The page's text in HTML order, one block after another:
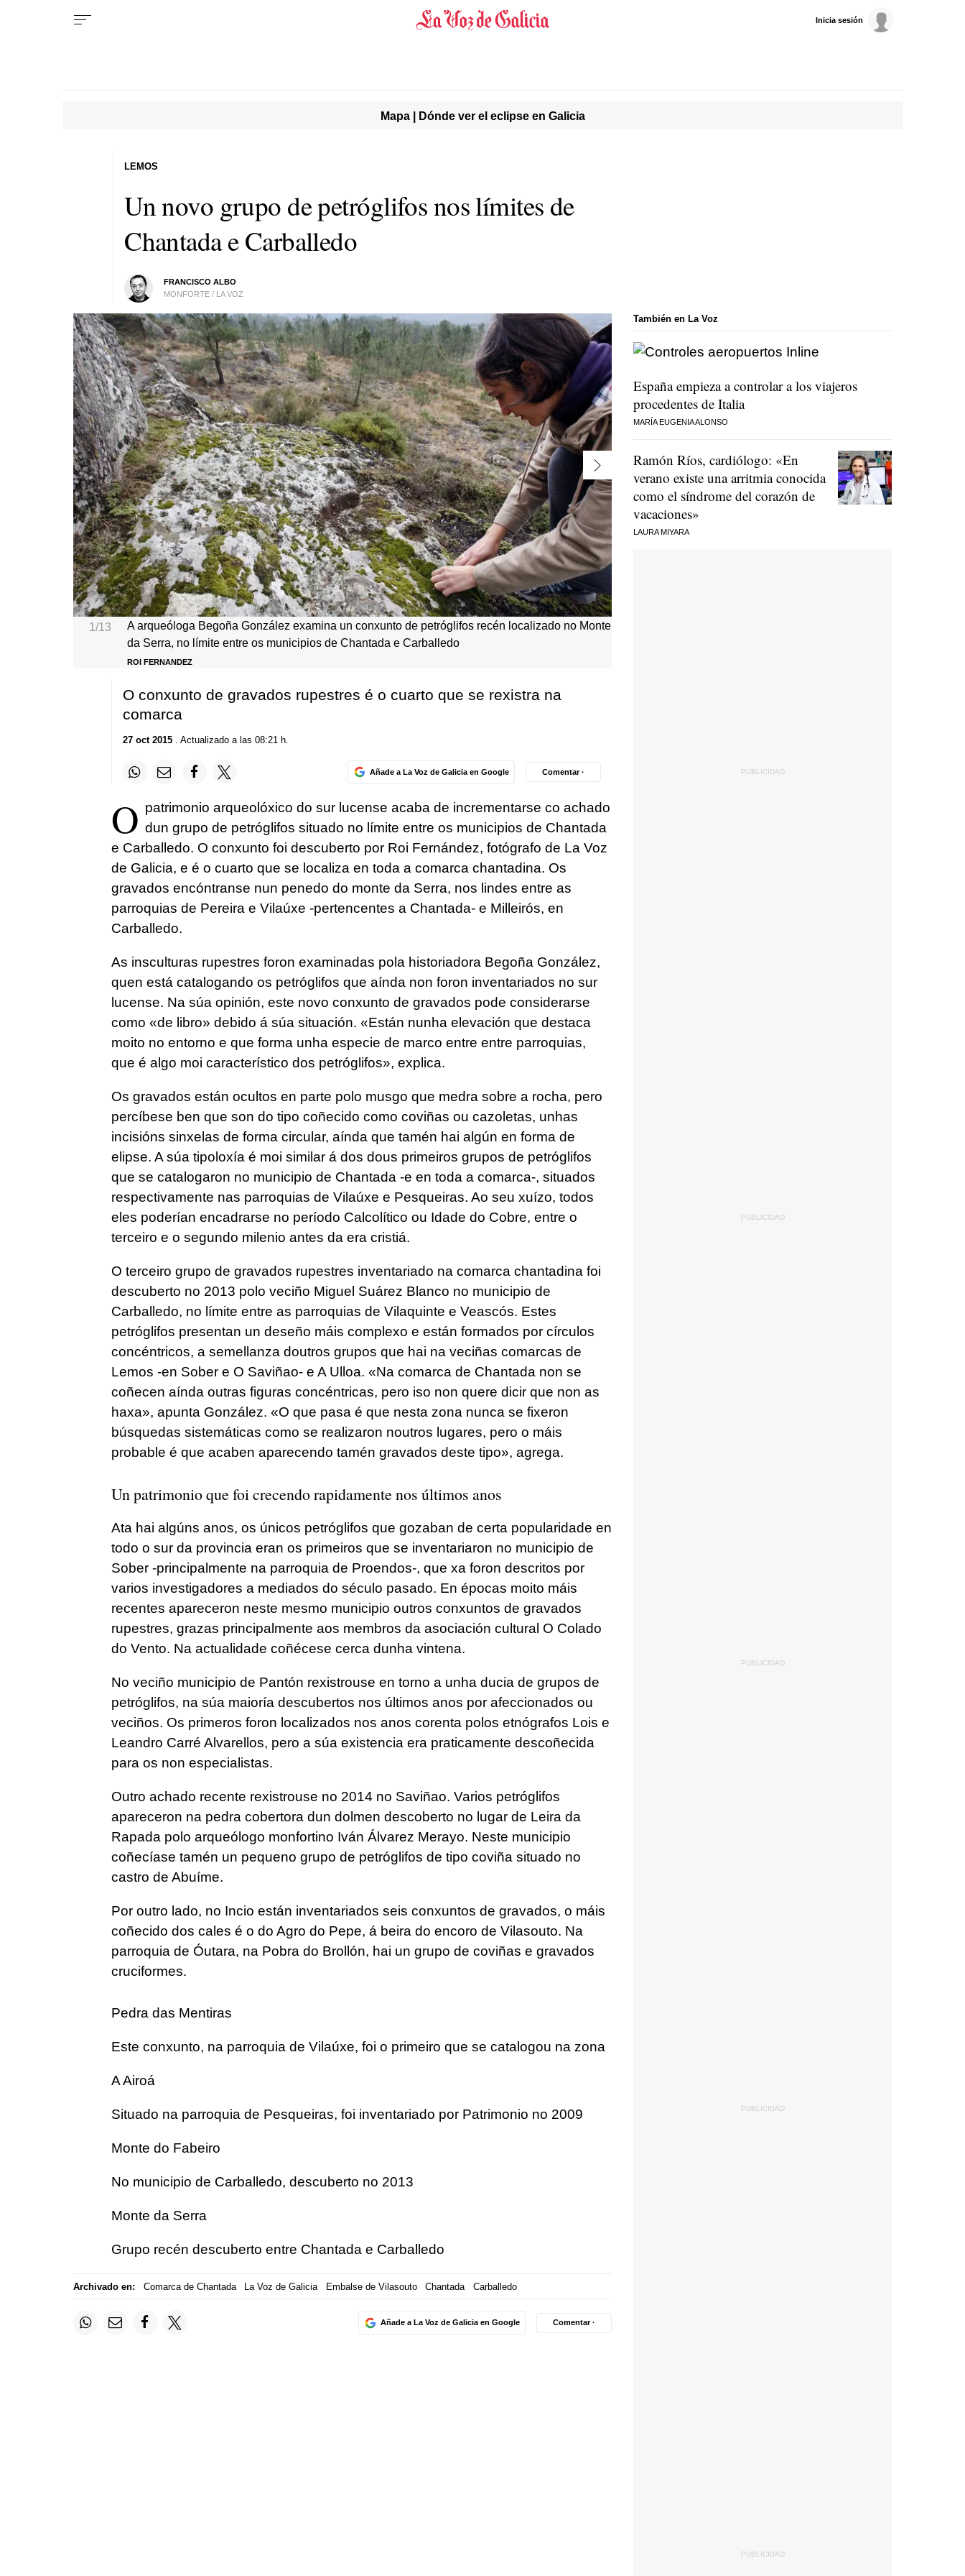
Inicia sesión
Mapa | Dónde ver el eclipse en Galicia
Un novo grupo de petróglifos nos límites de
Chantada e Carballedo
FRANCISCO ALBO
MONFORTE / LA VOZ
LEMOS
1/13
A arqueóloga Begoña González examina un conxunto de petróglifos recén localizado no Monte
da Serra, no límite entre os municipios de Chantada e Carballedo
ROI FERNANDEZ
O conxunto de gravados rupestres é o cuarto que se rexistra na
comarca
27 oct 2015. Actualizado a las 08:21 h.
Añade a La Voz de Galicia en Google Comentar ·
O patrimonio arqueolóxico do sur lucense acaba de incrementarse co achado
dun grupo de petróglifos situado no límite entre os municipios de Chantada
e Carballedo. O conxunto foi descuberto por Roi Fernández, fotógrafo de La Voz
de Galicia, e é o cuarto que se localiza en toda a comarca chantadina. Os
gravados encóntranse nun penedo do monte da Serra, nos lindes entre as
parroquias de Pereira e Vilaúxe -pertencentes a Chantada- e Milleirós, en
Carballedo.
As insculturas rupestres foron examinadas pola historiadora Begoña González,
quen está catalogando os petróglifos que aínda non foron inventariados no sur
lucense. Na súa opinión, este novo conxunto de gravados pode considerarse
como «de libro» debido á súa situación. «Están nunha elevación que destaca
moito no entorno e que forma unha especie de marco entre entre parroquias,
que é algo moi característico dos petróglifos», explica.
Os gravados están ocultos en parte polo musgo que medra sobre a rocha, pero
percíbese ben que son do tipo coñecido como coviñas ou cazoletas, unhas
incisións sinxelas de forma circular, aínda que tamén hai algún en forma de
elipse. A súa tipoloxía é moi similar á dos dous primeiros grupos de petróglifos
que se catalogaron no municipio de Chantada -e en toda a comarca-, situados
respectivamente nas parroquias de Vilaúxe e Pesqueiras. Ao seu xuízo, todos
eles poderían encadrarse no período Calcolítico ou Idade do Cobre, entre o
terceiro e o segundo milenio antes da era cristiá.
O terceiro grupo de gravados rupestres inventariado na comarca chantadina foi
descuberto no 2013 polo veciño Miguel Suárez Blanco no municipio de
Carballedo, no límite entre as parroquias de Vilaquinte e Veascós. Estes
petróglifos presentan un deseño máis complexo e están formados por círculos
concéntricos, a semellanza doutros grupos que hai na veciñas comarcas de
Lemos -en Sober e O Saviñao- e A Ulloa. «Na comarca de Chantada non se
coñecen aínda outras figuras concéntricas, pero iso non quere dicir que non as
haxa», apunta González. «O que pasa é que nesta zona nunca se fixeron
búsquedas sistemáticas como se realizaron noutros lugares, pero o máis
probable é que acaben aparecendo tamén gravados deste tipo», agrega.
Un patrimonio que foi crecendo rapidamente nos últimos anos
Ata hai algúns anos, os únicos petróglifos que gozaban de certa popularidade en
todo o sur da provincia eran os primeiros que se inventariaron no municipio de
Sober -principalmente na parroquia de Proendos-, que xa foron descritos por
varios investigadores a mediados do século pasado. En épocas moito máis
recentes apareceron neste mesmo municipio outros conxuntos de gravados
rupestres, grazas principalmente aos membros da asociación cultural O Colado
do Vento. Na actualidade coñécese cerca dunha vintena.
No veciño municipio de Pantón rexistrouse en torno a unha ducia de grupos de
petróglifos, na súa maioría descubertos nos últimos anos por afeccionados ou
veciños. Os primeros foron localizados nos anos corenta polos etnógrafos Lois e
Leandro Carré Alvarellos, pero a súa existencia era praticamente descoñecida
para os non especialistas.
Outro achado recente rexistrouse no 2014 no Saviñao. Varios petróglifos
apareceron na pedra cobertora dun dolmen descoberto no lugar de Leira da
Rapada polo arqueólogo monfortino Iván Álvarez Merayo. Neste municipio
coñecíase tamén un pequeno grupo de petróglifos de tipo coviña situado no
castro de Abuíme.
Por outro lado, no Incio están inventariados seis conxuntos de gravados, o máis
coñecido dos cales é o do Agro do Pepe, á beira do encoro de Vilasouto. Na
parroquia de Óutara, na Pobra do Brollón, hai un grupo de coviñas e gravados
cruciformes.
Pedra das Mentiras
Este conxunto, na parroquia de Vilaúxe, foi o primeiro que se catalogou na zona
A Airoá
Situado na parroquia de Pesqueiras, foi inventariado por Patrimonio no 2009
Monte do Fabeiro
No municipio de Carballedo, descuberto no 2013
Monte da Serra
Grupo recén descuberto entre Chantada e Carballedo
Archivado en: Comarca de Chantada La Voz de Galicia Embalse de Vilasouto Chantada Carballedo
Añade a La Voz de Galicia en Google Comentar ·
También en La Voz
España empieza a controlar a los viajeros
procedentes de Italia
MARÍA EUGENIA ALONSO
Ramón Ríos, cardiólogo: «En
verano existe una arritmia conocida
como el síndrome del corazón de
vacaciones»
LAURA MIYARA